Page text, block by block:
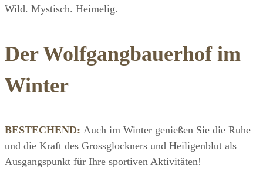
Wild. Mystisch. Heimelig.
Der Wolfgangbauerhof im
Winter
BESTECHEND: Auch im Winter genießen Sie die Ruhe
und die Kraft des Grossglockners und Heiligenblut als
Ausgangspunkt für Ihre sportiven Aktivitäten!